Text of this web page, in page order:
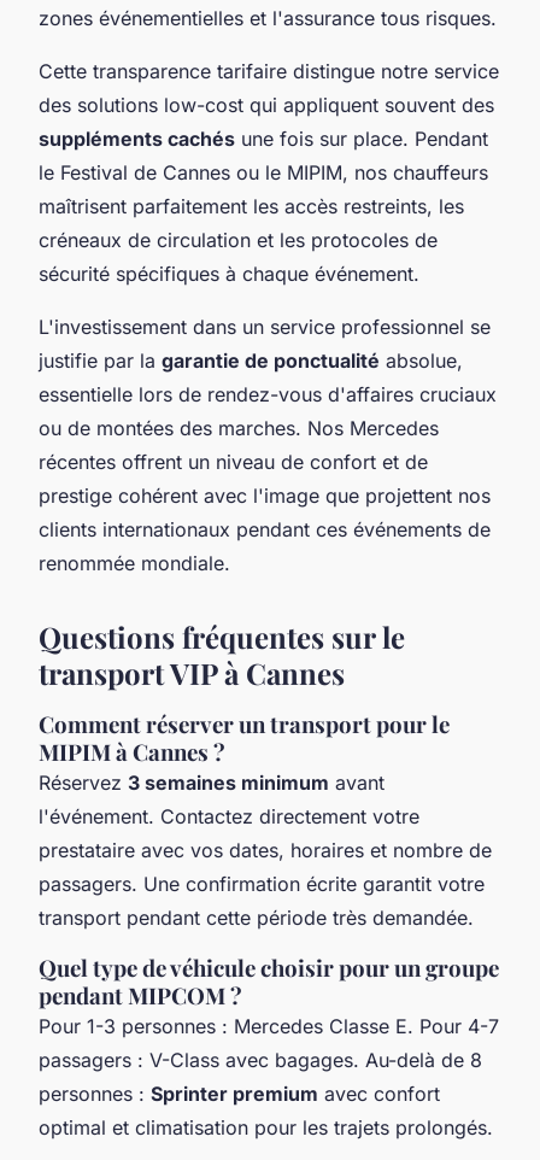
zones événementielles et l'assurance tous risques.
Cette transparence tarifaire distingue notre service
des solutions low-cost qui appliquent souvent des
suppléments cachés une fois sur place. Pendant
le Festival de Cannes ou le MIPIM, nos chauffeurs
maîtrisent parfaitement les accès restreints, les
créneaux de circulation et les protocoles de
sécurité spécifiques à chaque événement.
L'investissement dans un service professionnel se
justifie par la garantie de ponctualité absolue,
essentielle lors de rendez-vous d'affaires cruciaux
ou de montées des marches. Nos Mercedes
récentes offrent un niveau de confort et de
prestige cohérent avec l'image que projettent nos
clients internationaux pendant ces événements de
renommée mondiale.
Questions fréquentes sur le
transport VIP à Cannes
Comment réserver un transport pour le
MIPIM à Cannes ?
Réservez 3 semaines minimum avant
l'événement. Contactez directement votre
prestataire avec vos dates, horaires et nombre de
passagers. Une confirmation écrite garantit votre
transport pendant cette période très demandée.
Quel type de véhicule choisir pour un groupe
pendant MIPCOM ?
Pour 1-3 personnes : Mercedes Classe E. Pour 4-7
passagers : V-Class avec bagages. Au-delà de 8
personnes : Sprinter premium avec confort
optimal et climatisation pour les trajets prolongés.